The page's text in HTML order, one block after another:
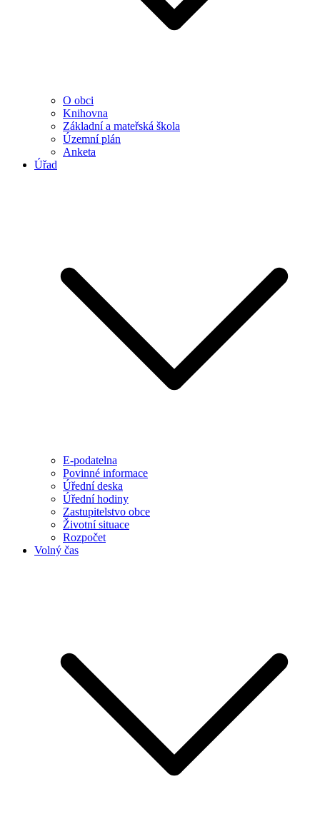
O obci
Knihovna
Základní a mateřská škola
Územní plán
Anketa
Úřad
E-podatelna
Povinné informace
Úřední deska
Úřední hodiny
Zastupitelstvo obce
Životní situace
Rozpočet
Volný čas